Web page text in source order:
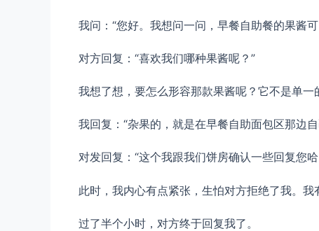
我问：“您好。我想问一问，早餐自助餐的果酱
对方回复：“喜欢我们哪种果酱呢？”
我想了想，要怎么形容那款果酱呢？它不是单
我回复：“杂果的，就是在早餐自助面包区那边
对发回复：“这个我跟我们饼房确认一些回复您
此时，我内心有点紧张，生怕对方拒绝了我。
过了半个小时，对方终于回复我了。